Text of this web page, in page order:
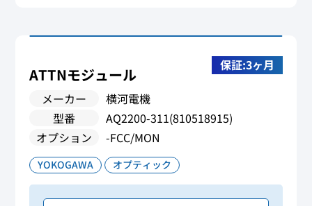
保証:3ヶ月
ATTNモジュール
メーカー
横河電機
型番
AQ2200-311(810518915)
オプション
-FCC/MON
YOKOGAWA オプティック